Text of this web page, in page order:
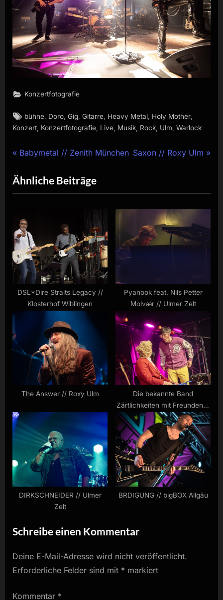
Konzertfotografie
Tags:
bühne Doro ,Gig ,Gitarre Heavy Metal Holy Mother
Konzert Konzertfotografie Live Musik Rock Ulm Warlock
Beitragsnavigation
P
e
v
o
u
s
P
o
s
Babymetal // Zenith München N
t
P
s
Saxon // Roxy Ulm
Ähnliche Beiträge
DSL*Dire Straits Legacy //
Klosterhof Wiblingen
Pyanook feat. Nils Petter
Molvær // Ulmer Zelt
The Answer // Roxy Ulm
Die bekannte Band
Zärtlichkeiten mit Freunden //
Ulmer Zelt
DIRKSCHNEIDER // Ulmer
Zelt
BRDIGUNG // bigBOX Allgäu
Schreibe einen Kommentar
Deine E-Mail-Adresse wird nicht veröffentlicht.
Erforderliche Felder sind mit * markiert
Kommentar *